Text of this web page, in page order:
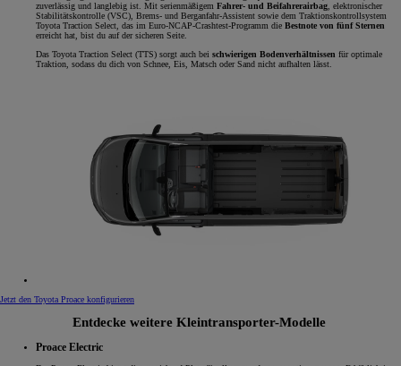
zuverlässig und langlebig ist. Mit serienmäßigem Fahrer- und Beifahrerairbag, elektronischer
Stabilitätskontrolle (VSC), Brems- und Berganfahr-Assistent sowie dem Traktionskontrollsystem
Toyota Traction Select, das im Euro-NCAP-Crashtest-Programm die Bestnote von fünf Sternen
erreicht hat, bist du auf der sicheren Seite.
Das Toyota Traction Select (TTS) sorgt auch bei schwierigen Bodenverhältnissen für optimale
Traktion, sodass du dich von Schnee, Eis, Matsch oder Sand nicht aufhalten lässt.
Jetzt den Toyota Proace konfigurieren
Entdecke weitere Kleintransporter-Modelle
Proace Electric